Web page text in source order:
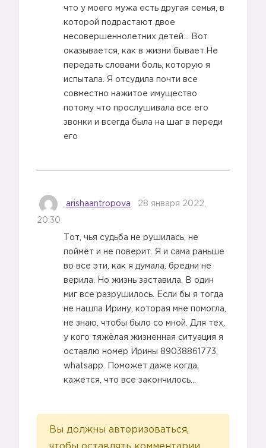
что у моего мужа есть другая семья, в
которой подрастают двое
несовершеннолетних детей… Вот
оказывается, как в жизни бывает.Не
передать словами боль, которую я
испытала. Я отсудила почти все
совместно нажитое имущество
потому что прослушивала все его
звонки и всегда была на шаг в переди
его
arishaantropova 28 января 2022,
20:30
Тот, чья судьба не рушилась, не
поймёт и не поверит. Я и сама раньше
во все эти, как я думала, бредни не
верила. Но жизнь заставила. В один
миг все разрушилось. Если бы я тогда
не нашла Ирину, которая мне помогла,
не знаю, чтобы было со мной. Для тех,
у кого тяжёлая жизненная ситуация я
оставлю номер Ирины 89038861773,
whatsapp. Поможет даже когда,
кажется, что все закончилось…
Вы должны авторизоваться,